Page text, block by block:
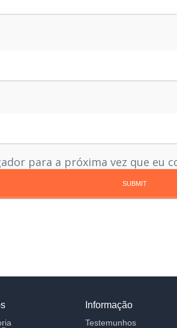
para a próxima vez que eu
Informação
Testemunhos